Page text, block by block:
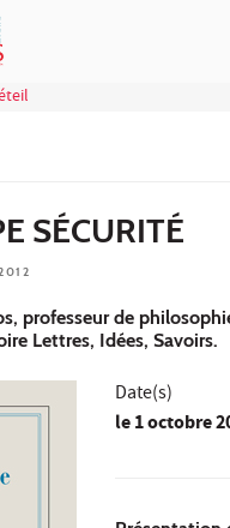
SÉCURITÉ
professeur de
Lettres, Idées, Savoirs.
Date(s)
le1 octobre